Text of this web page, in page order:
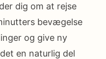
dig om at rejse
bevægelse
og give ny
en naturlig del